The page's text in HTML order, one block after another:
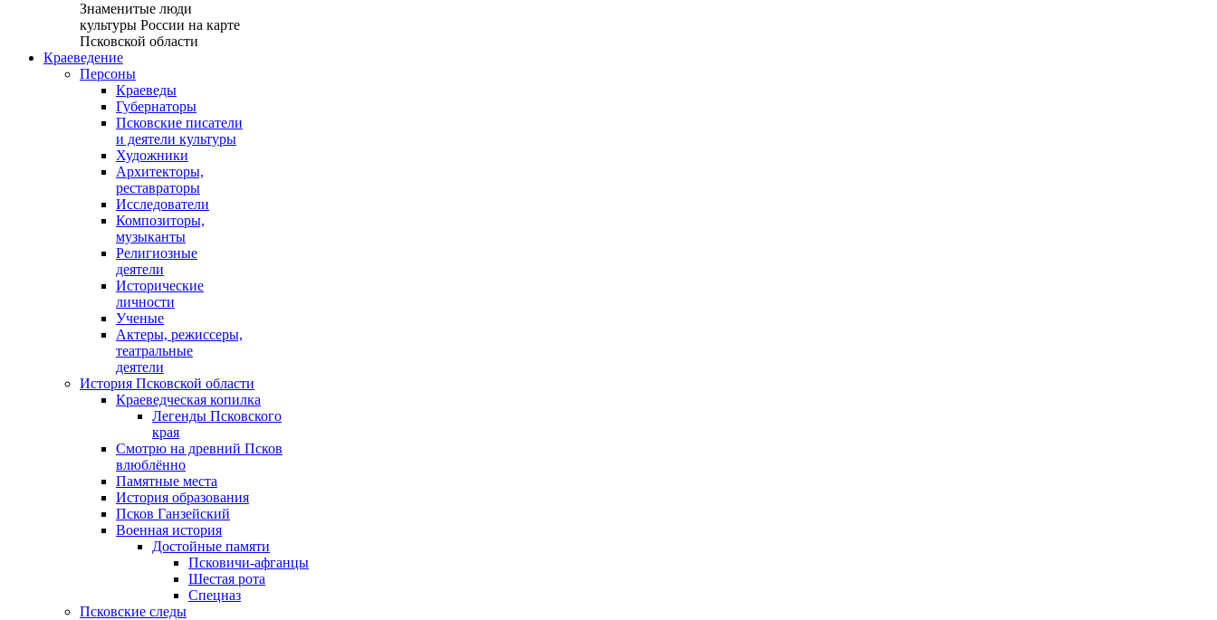
Знаменитые люди
культуры России на карте
Псковской области
Краеведение
Персоны
Краеведы
Губернаторы
Псковские писатели
и деятели культуры
Художники
Архитекторы,
реставраторы
Исследователи
Композиторы,
музыканты
Религиозные
деятели
Исторические
личности
Ученые
Актеры, режиссеры,
театральные
деятели
История Псковской области
Краеведческая копилка
Легенды Псковского
края
Смотрю на древний Псков
влюблённо
Памятные места
История образования
Псков Ганзейский
Военная история
Достойные памяти
Псковичи-афганцы
Шестая рота
Спецназ
Псковские следы